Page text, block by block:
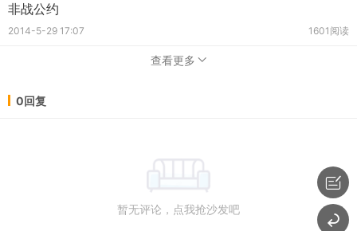
非战公约
2014-5-29 17:07 1601阅读
查看更多
0回复
暂无评论，点我抢沙发吧